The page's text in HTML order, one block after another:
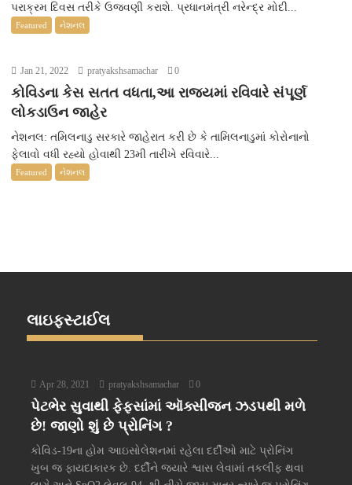
પરાક્રમ દિવસ તરીકે ઉજવણી કરાશે. પ્રધાનમંત્રી નરેન્દ્ર મોદી...
Featured નેશનલ
Jan 21, 2022 pratyakshsamachar 0
કોવિડના કેસ સતત વધતા,આ રાજ્યમાં રવિવારે સંપૂર્ણ
લોકડાઉન જાહેર
નેશનલ: તમિલનાડુ સરકારે જાહેરાત કરી છે કે તામિલનાડુમાં કોરોનાનો
ફેલાવો વધી રહ્યો હોવાથી 23મી તારીખે રવિવારે...
Featured નેશનલ
લાઇફસ્ટાઈલ
Apr 28, 2021 pratyakshsamachar 0
પેટભેર સુવાથી ફેફસાંમાં ઑક્સીજન ઝડપથી મળે
છે! જાણો શું છે પ્રોનિંગ ?
કોવિડ-19ના હોમ આઇસોલેશનમાં રહેલા દર્દીઓ માટે પ્રોનિંગ
ખુબ જ ફાયદાકારક છે. દર્દીને જ્યારે શ્વાસ લેવામાં તકલીફ થવા